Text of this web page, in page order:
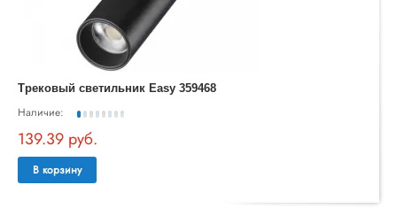
Трековый светильник Easy 359468
Наличие:
139.39 руб.
В корзину